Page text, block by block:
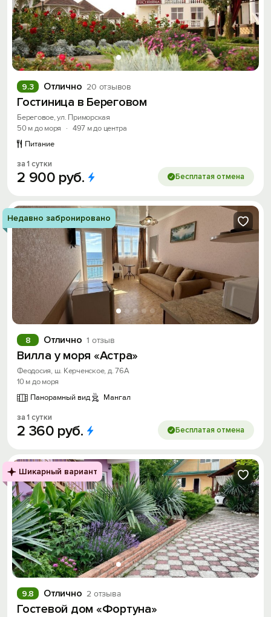
Отлично 20 отзывов
9.3
Гостиница в Береговом
Береговое, ул. Приморская
50 м до моря
· 497 м до центра
Питание
за 1 сутки
2 900 руб. Бесплатая отмена
Недавно забронировано
Отлично 1 отзыв
8
Вилла у моря «Астра»
Феодосия, ш. Керченское, д. 76А
10 м до моря
Панорамный вид
Мангал
за 1 сутки
2 360 руб. Бесплатая отмена
Шикарный вариант
Отлично 2 отзыва
9.8
Гостевой дом «Фортуна»